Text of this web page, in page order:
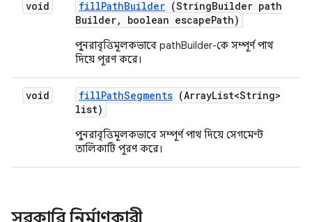
void fillPathBuilder (StringBuilder path
Builder, boolean escapePath)
পুনরাবৃত্তিমূলকভাবে pathBuilder-কে সম্পূর্ণ পাথ
দিয়ে পূরণ করে।
void fillPathSegments (ArrayList<String>
list)
পুনরাবৃত্তিমূলকভাবে সম্পূর্ণ পাথ দিয়ে সেগমেন্ট
তালিকাটি পূরণ করে।
সরকারি নির্মাণকারী